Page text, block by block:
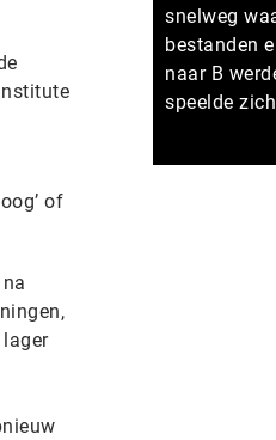
of
snelweg
bestanden
naar B
speelde